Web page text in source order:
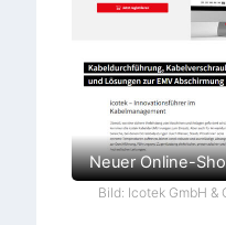
Neuer Online-
Bild: Icotek GmbH &